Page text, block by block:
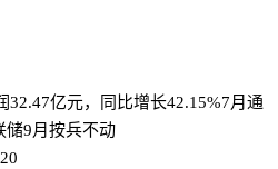
32.47亿元，同比增长42.15%7月通
储9月按兵不动